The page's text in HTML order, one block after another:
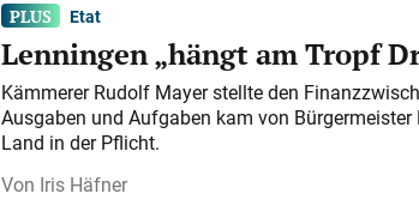
Etat
Lenningen „hängt am Tropf
Kämmerer Rudolf Mayer stellte den
Ausgaben und Aufgaben kam von
Land in der Pflicht.
Iris Häfner